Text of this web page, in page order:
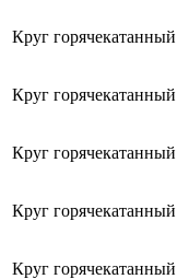
Круг горячекатанный
Круг горячекатанный
Круг горячекатанный
Круг горячекатанный
Круг горячекатанный